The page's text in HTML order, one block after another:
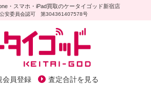
・スマホ・iPad買取のケータイゴッド新宿店
安委員会認可 第304361407578号
会員登録 査定合計を見る